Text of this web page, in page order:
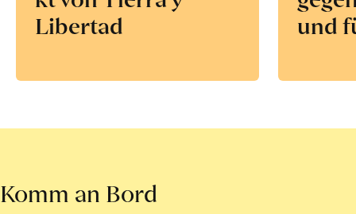
Libertad
und
Komm an Bord